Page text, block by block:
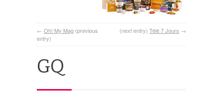
← Oh! My Mag (previous
entry)
(next entry) Télé 7 Jours →
GQ